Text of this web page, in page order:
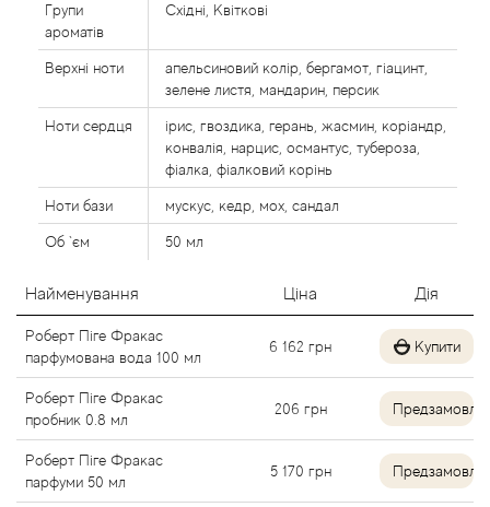
Групи
ароматів
Східні, Квіткові
Верхні ноти
апельсиновий колір, бергамот, гіацинт,
зелене листя, мандарин, персик
Ноти сердця
ірис, гвоздика, герань, жасмин, коріандр,
конвалія, нарцис, османтус, тубероза,
фіалка, фіалковий корінь
Ноти бази мускус, кедр, мох, сандал
Об `єм 50 мл
Найменування Ціна Дія
Роберт Піге Фракас
парфумована вода 100 мл
6 162 грн Купити
Роберт Піге Фракас
пробник 0.8 мл
206 грн
Роберт Піге Фракас
парфуми 50 мл
5 170 грн
Alexander McQueen
Alexandre Barthet
Alexandre J
Alfred Dunhill
Alyson Oldoini
Alyssa Ashley
American Crew
Amouage
Amouroud